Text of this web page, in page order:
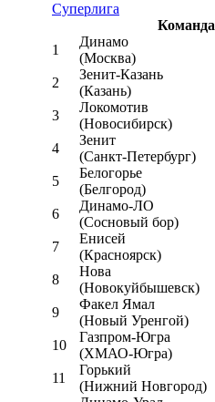
Суперлига
Команда
1
Динамо
(Москва)
2
Зенит-Казань
(Казань)
3
Локомотив
(Новосибирск)
4
Зенит
(Санкт-Петербург)
5
Белогорье
(Белгород)
6
Динамо-ЛО
(Сосновый бор)
7
Енисей
(Красноярск)
8
Нова
(Новокуйбышевск)
9
Факел Ямал
(Новый Уренгой)
10
Газпром-Югра
(ХМАО-Югра)
11
Горький
(Нижний Новгород)